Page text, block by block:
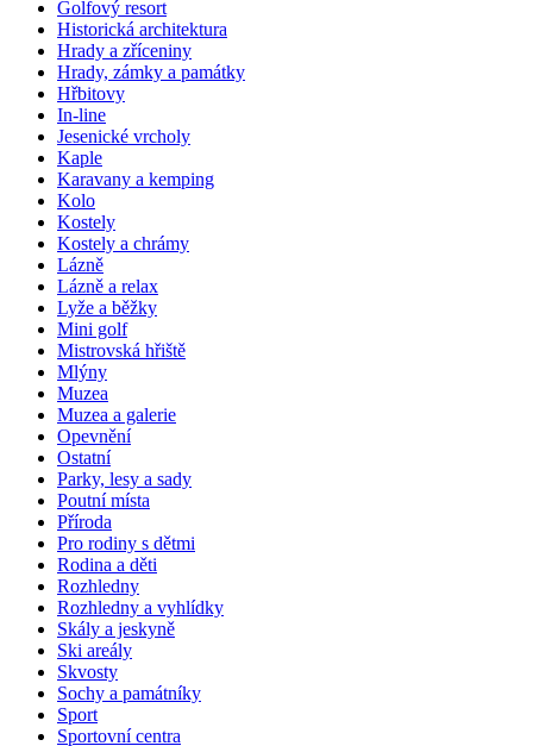
Golfový resort
Historická architektura
Hrady a zříceniny
Hrady, zámky a památky
Hřbitovy
In-line
Jesenické vrcholy
Kaple
Karavany a kemping
Kolo
Kostely
Kostely a chrámy
Lázně
Lázně a relax
Lyže a běžky
Mini golf
Mistrovská hřiště
Mlýny
Muzea
Muzea a galerie
Opevnění
Ostatní
Parky, lesy a sady
Poutní místa
Příroda
Pro rodiny s dětmi
Rodina a děti
Rozhledny
Rozhledny a vyhlídky
Skály a jeskyně
Ski areály
Skvosty
Sochy a památníky
Sport
Sportovní centra